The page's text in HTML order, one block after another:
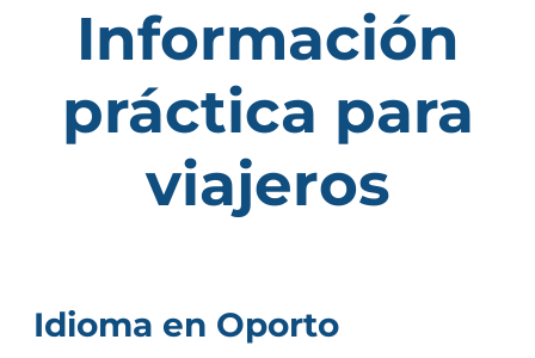
Información
práctica para
viajeros
Idioma en Oporto